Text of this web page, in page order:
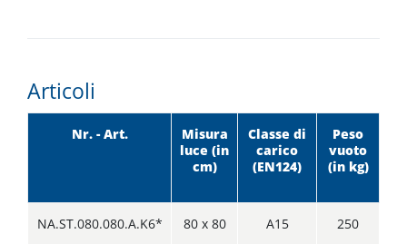
Articoli
Nr. - Art.
Misura
luce (in
cm)
Classe di
carico
(EN124)
Peso
vuoto
(in kg)
NA.ST.080.080.A.K6* 80 x 80 A15 250